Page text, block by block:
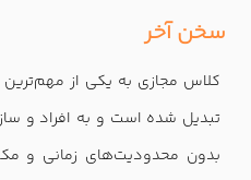
سخن آخر
کلاس مجازی به یکی از مهم‌ترین
تبدیل شده است و به افراد و
بدون محدودیت‌های زمانی و